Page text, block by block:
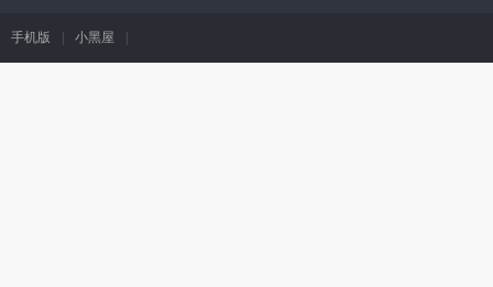
手机版 小黑屋